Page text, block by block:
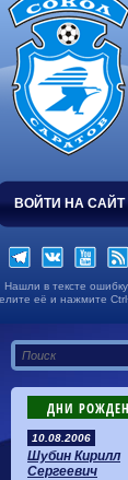
ВОЙТИ НА САЙТ
Нашли в тексте
её и нажмите
ДНИ
10.08.2006
Шубин Кирилл
Сергеевич
19.07.2026
1-1
Калуга
0-0
Волгарь
0-0
Динамо-
2-1
Алания
1-2 Сибирь